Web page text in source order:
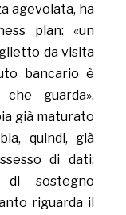
agevolata, ha
plan: «un
da visita
bancario è
guarda».
già maturato
quindi, già
di dati:
sostegno
riguarda il